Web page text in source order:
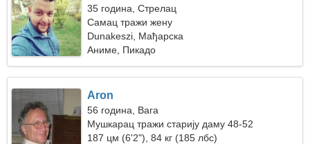
35 година, Стрелац
Самац тражи жену
Dunakeszi, Мађарска
Аниме, Пикадо
Aron
56 година, Вага
Мушкарац тражи старију даму 48-52
187 цм (6'2"), 84 кг (185 лбс)